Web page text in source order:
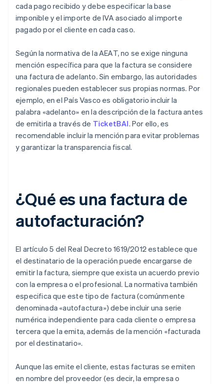
cada pago recibido y debe especificar la base
imponible y el importe de IVA asociado al importe
pagado por el cliente en cada caso.
Según la normativa de la AEAT, no se exige ninguna
mención específica para que la factura se considere
una factura de adelanto. Sin embargo, las autoridades
regionales pueden establecer sus propias normas. Por
ejemplo, en el País Vasco es obligatorio incluir la
palabra «adelanto» en la descripción de la factura antes
de emitirla a través de TicketBAI. Por ello, es
recomendable incluir la mención para evitar problemas
y garantizar la transparencia fiscal.
¿Qué es una factura de
autofacturación?
El artículo 5 del Real Decreto 1619/2012 establece que
el destinatario de la operación puede encargarse de
emitir la factura, siempre que exista un acuerdo previo
con la empresa o el profesional. La normativa también
especifica que este tipo de factura (comúnmente
denominada «autofactura») debe incluir una serie
numérica independiente para cada cliente o empresa
tercera que la emita, además de la mención «facturada
por el destinatario».
Aunque las emite el cliente, estas facturas se emiten
en nombre del proveedor (es decir, la empresa o